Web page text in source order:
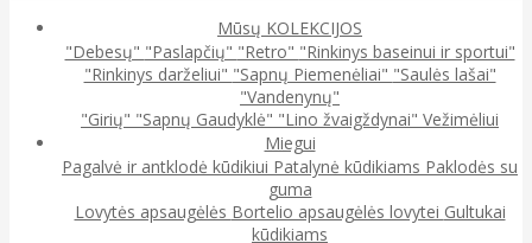
Mūsų KOLEKCIJOS
"Debesų" "Paslapčių" "Retro" "Rinkinys baseinui ir sportui"
"Rinkinys darželiui" "Sapnų Piemenėliai" "Saulės lašai"
"Vandenynų"
"Girių" "Sapnų Gaudyklė" "Lino žvaigždynai" Vežimėliui
Miegui
Pagalvė ir antklodė kūdikiui Patalynė kūdikiams Paklodės su
guma
Lovytės apsaugėlės Bortelio apsaugėlės lovytei Gultukai
kūdikiams